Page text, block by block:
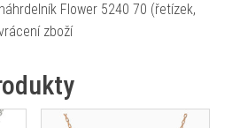
Flower 5240 70 (řetízek,
zboží